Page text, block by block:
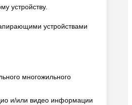
устройству.
устройствами
многожильного
и/или видео информации